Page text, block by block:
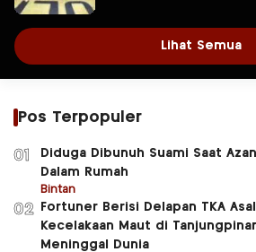
Lihat Semua
Pos Terpopuler
01
Diduga Dibunuh Suami Saat
Dalam Rumah
Bintan
02
Fortuner Berisi Delapan TKA
Kecelakaan Maut di
Meninggal Dunia